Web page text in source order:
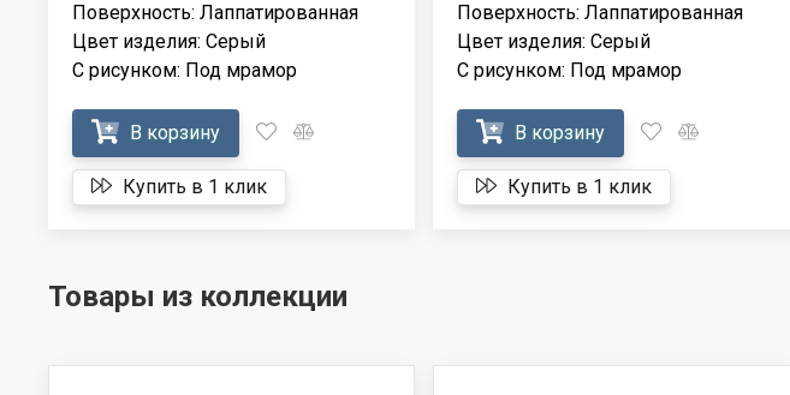
Поверхность: Лаппатированная
Цвет изделия: Серый
С рисунком: Под мрамор
В корзину
Купить в 1 клик
Поверхность: Лаппатированная
Цвет изделия: Серый
С рисунком: Под мрамор
В корзину
Купить в 1 клик
Товары из коллекции